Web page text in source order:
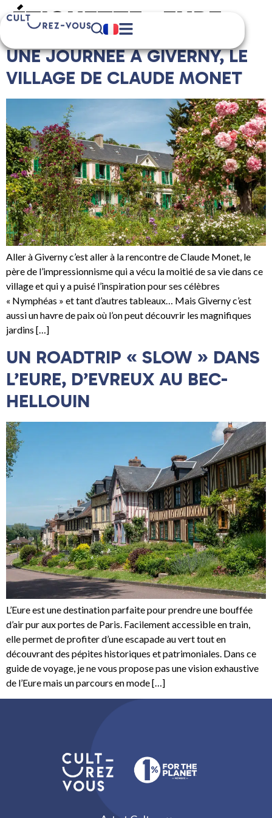
ÉTIQUETTE : EURE
UNE JOURNÉE À GIVERNY, LE
VILLAGE DE CLAUDE MONET
Aller à Giverny c’est aller à la rencontre de Claude Monet, le
père de l’impressionnisme qui a vécu la moitié de sa vie dans ce
village et qui y a puisé l’inspiration pour ses célèbres
« Nymphéas » et tant d’autres tableaux… Mais Giverny c’est
aussi un havre de paix où l’on peut découvrir les magnifiques
jardins […]
UN ROADTRIP « SLOW » DANS
L’EURE, D’EVREUX AU BEC-
HELLOUIN
L’Eure est une destination parfaite pour prendre une bouffée
d’air pur aux portes de Paris. Facilement accessible en train,
elle permet de profiter d’une escapade au vert tout en
découvrant des pépites historiques et patrimoniales. Dans ce
guide de voyage, je ne vous propose pas une vision exhaustive
de l’Eure mais un parcours en mode […]